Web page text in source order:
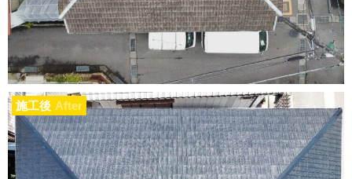
施工後 After